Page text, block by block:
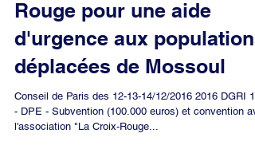
Convention avec La Croix-
Rouge pour une aide
d'urgence aux populations
déplacées de Mossoul
Conseil de Paris des 12-13-14/12/2016 2016 DGRI